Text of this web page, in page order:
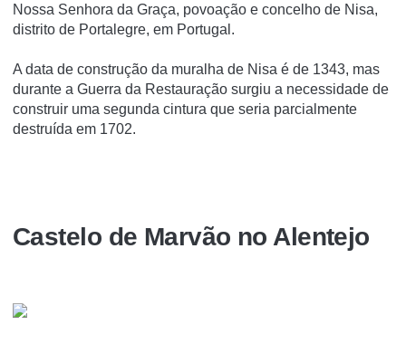
Nossa Senhora da Graça, povoação e concelho de Nisa,
distrito de Portalegre, em Portugal.
A data de construção da muralha de Nisa é de 1343, mas
durante a Guerra da Restauração surgiu a necessidade de
construir uma segunda cintura que seria parcialmente
destruída em 1702.
Castelo de Marvão no Alentejo